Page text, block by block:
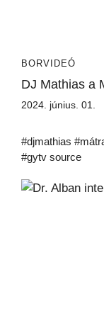
BORVIDEÓ
DJ Mathias a
2024. június. 01.
#djmathias
#gytv source